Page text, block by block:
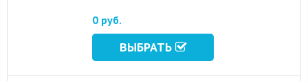
0 руб.
ВЫБРАТЬ